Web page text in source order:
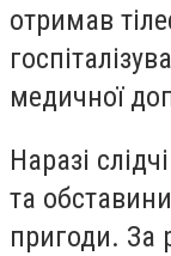
отримав
медичної
Наразі
та
пригоди. За